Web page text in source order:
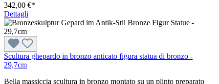
342,00 €*
Dettagli
Scultura ghepardo in bronzo anticato figura statua di bronzo -
29,7cm
Bella massiccia scultura in bronzo montato su un plinto preparato